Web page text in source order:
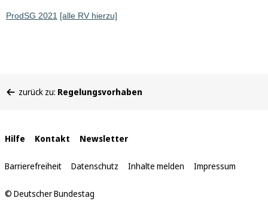
ProdSG 2021 [alle RV hierzu]
befinden
zurück zu: Regelungsvorhaben
Interne
Links
Hilfe Kontakt Newsletter
Barrierefreiheit Datenschutz Inhalte melden Impressum
© Deutscher Bundestag